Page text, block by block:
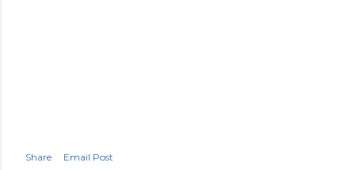
Share
Email Post